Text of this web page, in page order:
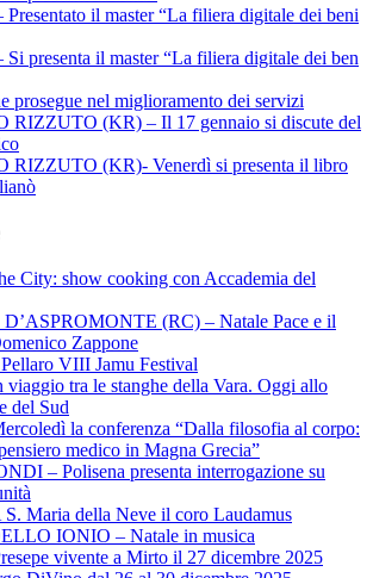
il master “La filiera digitale dei beni
presenta il master “La filiera digitale dei ben
prosegue nel miglioramento dei servizi
RIZZUTO (KR) – Il 17 gennaio si discute del
RIZZUTO (KR)- Venerdì si presenta il libro
City: show cooking con Accademia del
(RC) – Natale Pace e il
Zappone
VIII Jamu Festival
tra le stanghe della Vara. Oggi allo
del Sud
la conferenza “Dalla filosofia al corpo:
medico in Magna Grecia”
– Polisena presenta interrogazione su
Maria della Neve il coro Laudamus
IONIO – Natale in musica
vivente a Mirto il 27 dicembre 2025